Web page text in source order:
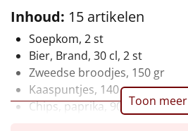
Mannen
Vrouwen
Duurzaam
Inhoud: 15 artikelen
Soepkom, 2 st
Bier, Brand, 30 cl, 2 st
Zweedse broodjes, 150 gr
Kaaspuntjes, 140 gr
Chips, paprika, 90 grToon meer